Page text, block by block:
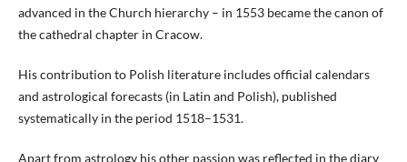
advanced in the Church hierarchy – in 1553 became the canon of
the cathedral chapter in Cracow.
His contribution to Polish literature includes official calendars
and astrological forecasts (in Latin and Polish), published
systematically in the period 1518–1531.
Apart from astrology his other passion was reflected in the diary